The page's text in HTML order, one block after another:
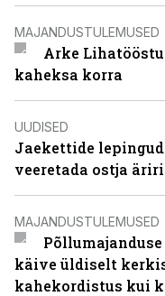
MAJANDUSTULEMUSED
Arke
kaheksa korra
UUDISED
Jaekettide
veeretada ostja
MAJANDUSTULEMUSED
käive üldiselt
kahekordistus kui